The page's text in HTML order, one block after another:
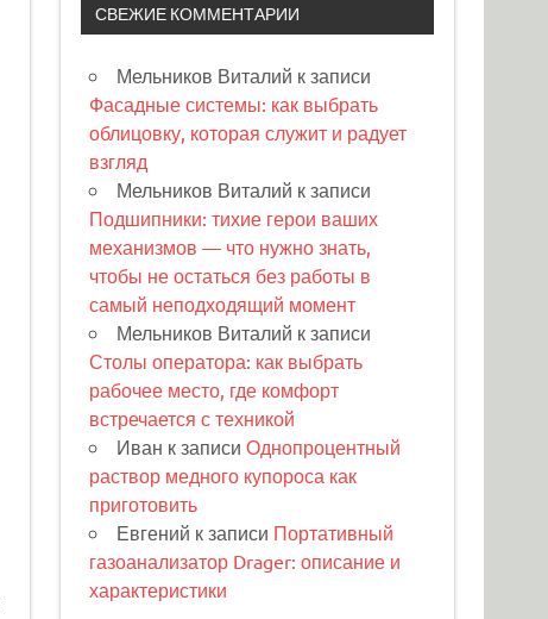
СВЕЖИЕ КОММЕНТАРИИ
Мельников Виталий к записи
Фасадные системы: как выбрать
облицовку, которая служит и радует
взгляд
Мельников Виталий к записи
Подшипники: тихие герои ваших
механизмов — что нужно знать,
чтобы не остаться без работы в
самый неподходящий момент
Мельников Виталий к записи
Столы оператора: как выбрать
рабочее место, где комфорт
встречается с техникой
Иван к записиОднопроцентный
раствор медного купороса как
приготовить
Евгений к записи Портативный
газоанализатор Drager: описание и
характеристики